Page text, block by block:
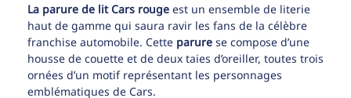
La parure de lit Cars rouge est un ensemble de literie
haut de gamme qui saura ravir les fans de la célèbre
franchise automobile. Cette parure se compose d’une
housse de couette et de deux taies d’oreiller, toutes trois
ornées d’un motif représentant les personnages
emblématiques de Cars.